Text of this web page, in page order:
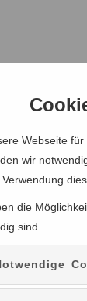
Webseite
wir
die
sind.